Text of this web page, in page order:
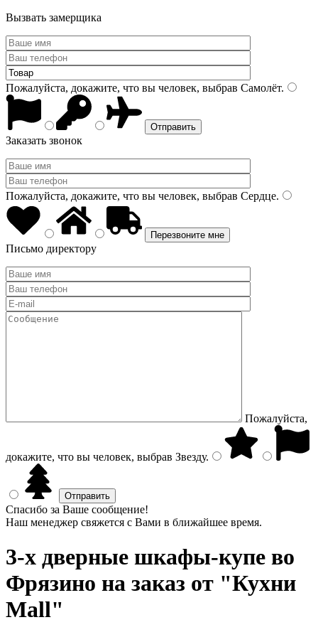
Вызвать замерщика
Пожалуйста, докажите, что вы человек, выбрав Самолёт.
Заказать звонок
Пожалуйста, докажите, что вы человек, выбрав Сердце.
Письмо директору
Пожалуйста,
докажите, что вы человек, выбрав Звезду.
Спасибо за Ваше сообщение!
Наш менеджер свяжется с Вами в ближайшее время.
3-х дверные шкафы-купе во
Фрязино на заказ от "Кухни
Mall"